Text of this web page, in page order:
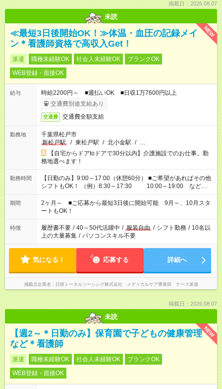
掲載日：2026.08.07
未読
NEW
≪最短3日後開始OK！≫体温・血圧の記録メイ
ン＊看護師資格で高収入Get！
派遣 職種未経験OK 社会人未経験OK
ブランクOK
WEB登録・面接OK
給与
時給2200円～ ■週払いOK ■日収1万7600円以上
交通費別途支給あり
交通費 交通費全額支給
勤務地
千葉県松戸市
新松戸駅
/ 東松戸駅 / 北小金駅 / …
【自宅からドアtoドアで30分以内】介護施設でのお仕事。勤
務地選べます！
勤務時間
【日勤のみ】9:00～17:00（休憩60分） ■ご希望があればその他
シフトもOK！ （例）8:30～17:30 10:00～19:00 など
「家族とお休みを合わせたい」 「できれば残業はしたくない」
など、あなたのご希望に沿ったお仕事をご紹介します！ ※Wワ
ーク希望の方へ 今ご覧のお仕事で希望する勤務時間と、もう1つ
のお仕事の勤務時間。 合計で週40時間を超える場合は応募でき
ません
期間
2ヶ月～ ■ご応募から最短3日後に開始可能 9月～、10月スタ
ートもOK！
特徴 履歴書不要 / 40～50代活躍中 / 服装自由 / シフト勤務 / 10名以
上の大量募集 / パソコンスキル不要
気になる！ 応募する 詳細へ
掲載元企業名 日研トータルソーシング株式会社 メディカルケア事業部 ナース派遣
掲載日：2026.08.07
未読
NEW
【週2～＊日勤のみ】保育園で子どもの健康管理
など＊看護師
派遣 職種未経験OK 社会人未経験OK
ブランクOK
WEB登録・面接OK